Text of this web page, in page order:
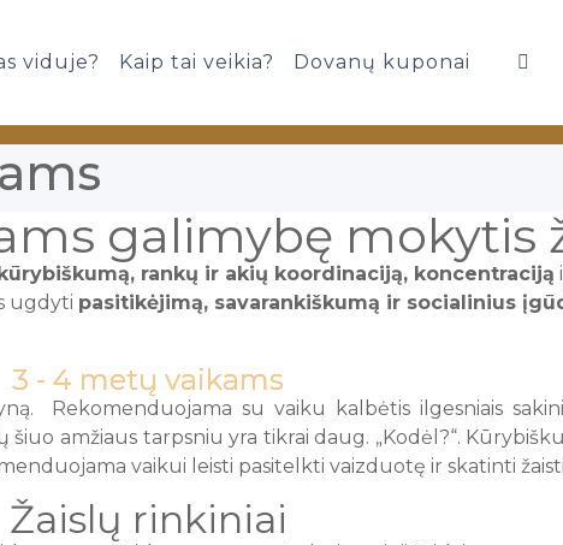
viduje? Kaip tai veikia? Dovanų kuponai
galimybę mokytis
kūrybiškumą, rankų ir akių koordinaciją, koncentraciją
ugdyti pasitikėjimą, savarankiškumą ir socialinius
3 - 4 metų vaikams
Rekomenduojama su vaiku kalbėtis ilgesniais
amžiaus tarpsniu yra tikrai daug. „Kodėl?“.
vaikui leisti pasitelkti vaizduotę ir skatinti
Žaislų rinkiniai